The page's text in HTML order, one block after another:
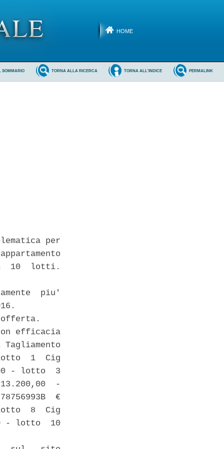
HOME
PERMALINK
TORNA ALL'INDICE
TORNA ALLA RICERCA
SOMMARIO
per
10  lotti.
piu'
efficacia
1  Cig
- lotto  3
-
€
8  Cig
- lotto  10